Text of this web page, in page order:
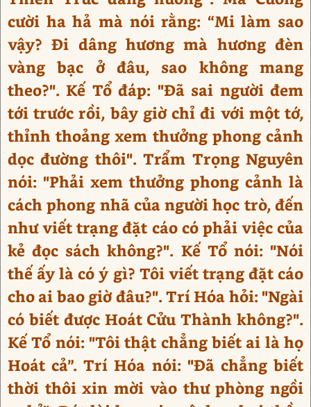
cười ha hả mà nói rằng: “Mi làm sao
vậy? Đi dâng hương mà hương đèn
vàng bạc ở đâu, sao không mang
theo?". Kế Tổ đáp: "Đã sai người đem
tới trước rồi, bây giờ chỉ đi với một tớ,
thỉnh thoảng xem thưởng phong cảnh
dọc đường thôi". Trẩm Trọng Nguyên
nói: "Phải xem thưởng phong cảnh là
cách phong nhã của người học trò, đến
như viết trạng đặt cáo có phải việc của
kẻ đọc sách không?". Kế Tổ nói: "Nói
thế ấy là có ý gì? Tôi viết trạng đặt cáo
cho ai bao giờ đâu?". Trí Hóa hỏi: "Ngài
có biết được Hoát Cửu Thành không?".
Kế Tổ nói: "Tôi thật chẳng biết ai là họ
Hoát cả”. Trí Hóa nói: "Đã chẳng biết
thời thôi xin mời vào thư phòng ngồi